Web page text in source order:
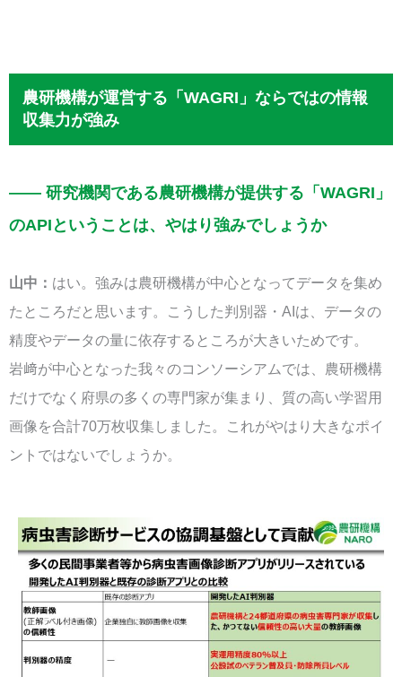
農研機構が運営する「WAGRI」ならではの情報
収集力が強み
—— 研究機関である農研機構が提供する「WAGRI」
のAPIということは、やはり強みでしょうか
山中： はい。強みは農研機構が中心となってデータを集め
たところだと思います。こうした判別器・AIは、データの
精度やデータの量に依存するところが大きいためです。
岩﨑が中心となった我々のコンソーシアムでは、農研機構
だけでなく府県の多くの専門家が集まり、質の高い学習用
画像を合計70万枚収集しました。これがやはり大きなポイ
ントではないでしょうか。